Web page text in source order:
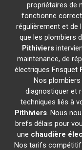
propriétaires de
fonctionne
régulièrement et de
que les plombiers
Pithiviers
maintenance, de
électriques Frisquet
Nos
diagnostiquer et
techniques liés à
Pithiviers. Nous
brefs délais pour
une chaudière
Nos tarifs